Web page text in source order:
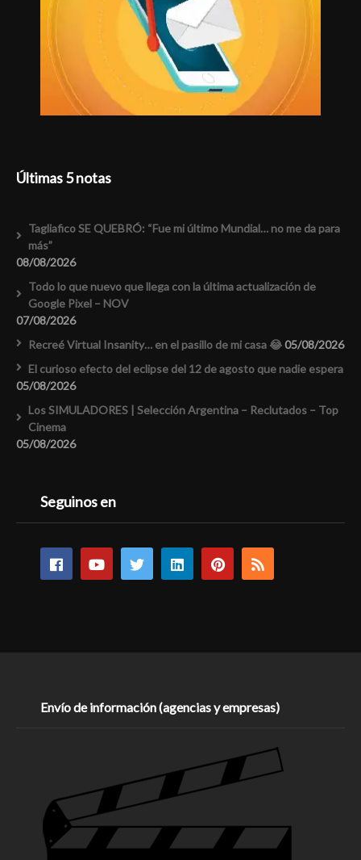
Últimas 5 notas
Tagliafico SE QUEBRÓ: “Fue mi último Mundial… no me da para
más”
08/08/2026
Todo lo que nuevo que llega con la última actualización de
Google Pixel – NOV
07/08/2026
Recreé Virtual Insanity… en el pasillo de mi casa 😂05/08/2026
El curioso efecto del eclipse del 12 de agosto que nadie espera
05/08/2026
Los SIMULADORES | Selección Argentina – Reclutados – Top
Cinema
05/08/2026
Seguinos en
Envío de información (agencias y empresas)